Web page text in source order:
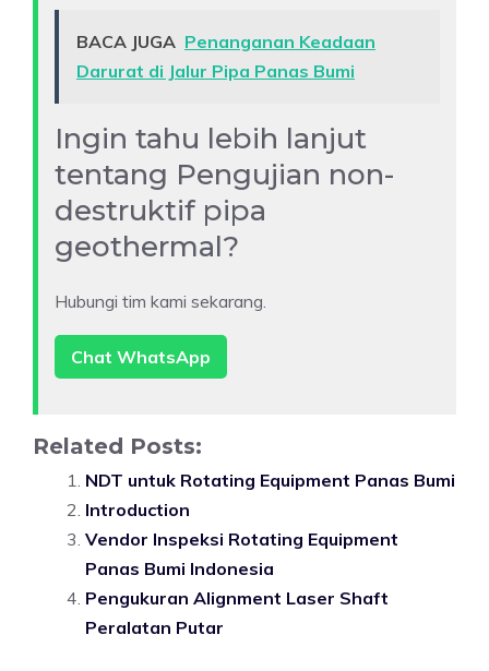
BACA JUGA Penanganan Keadaan
Darurat di Jalur Pipa Panas Bumi
Ingin tahu lebih lanjut
tentang Pengujian non-
destruktif pipa
geothermal?
Hubungi tim kami sekarang.
Chat WhatsApp
Related Posts:
NDT untuk Rotating Equipment Panas Bumi
Introduction
Vendor Inspeksi Rotating Equipment
Panas Bumi Indonesia
Pengukuran Alignment Laser Shaft
Peralatan Putar